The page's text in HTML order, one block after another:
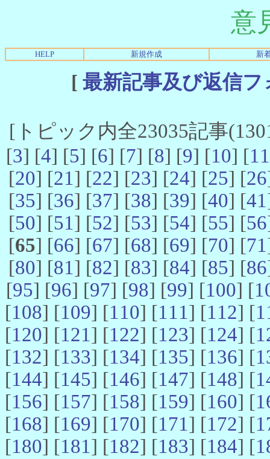
意
HELP 新規作成 新
[ 最新記事及び返信
[トピック内全23035記事
[3] [4] [5] [6] [7] [8] [9] [10] [11
[20] [21] [22] [23] [24] [25] [26
[35] [36] [37] [38] [39] [40] [41
[50] [51] [52] [53] [54] [55] [56
[65] [66] [67] [68] [69] [70] [71
[80] [81] [82] [83] [84] [85] [86
[95] [96] [97] [98] [99] [100] [
[108] [109] [110] [111] [112] [
[120] [121] [122] [123] [124] [
[132] [133] [134] [135] [136] [
[144] [145] [146] [147] [148] [
[156] [157] [158] [159] [160] [
[168] [169] [170] [171] [172] [
[180] [181] [182] [183] [184] [